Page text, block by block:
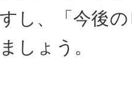
し、「今後
しょう。